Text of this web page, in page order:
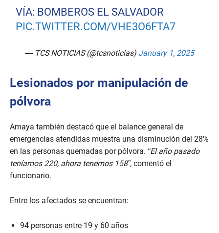
VÍA: BOMBEROS EL SALVADOR
PIC.TWITTER.COM/VHE3O6FTA7
— TCS NOTICIAS (@tcsnoticias) January 1, 2025
Lesionados por manipulación de
pólvora
Amaya también destacó que el balance general de
emergencias atendidas muestra una disminución del 28%
en las personas quemadas por pólvora. “El año pasado
teníamos 220, ahora tenemos 158”, comentó el
funcionario.
Entre los afectados se encuentran:
94 personas entre 19 y 60 años